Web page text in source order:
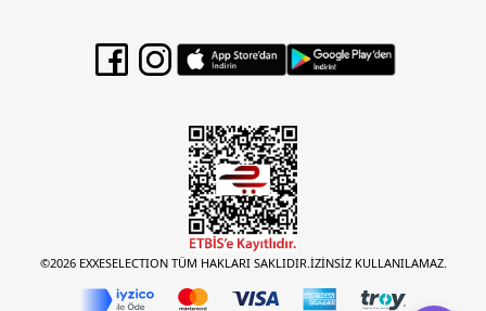
©2026 EXXESELECTION TÜM HAKLARI SAKLIDIR.İZİNSİZ KULLANILAMAZ.